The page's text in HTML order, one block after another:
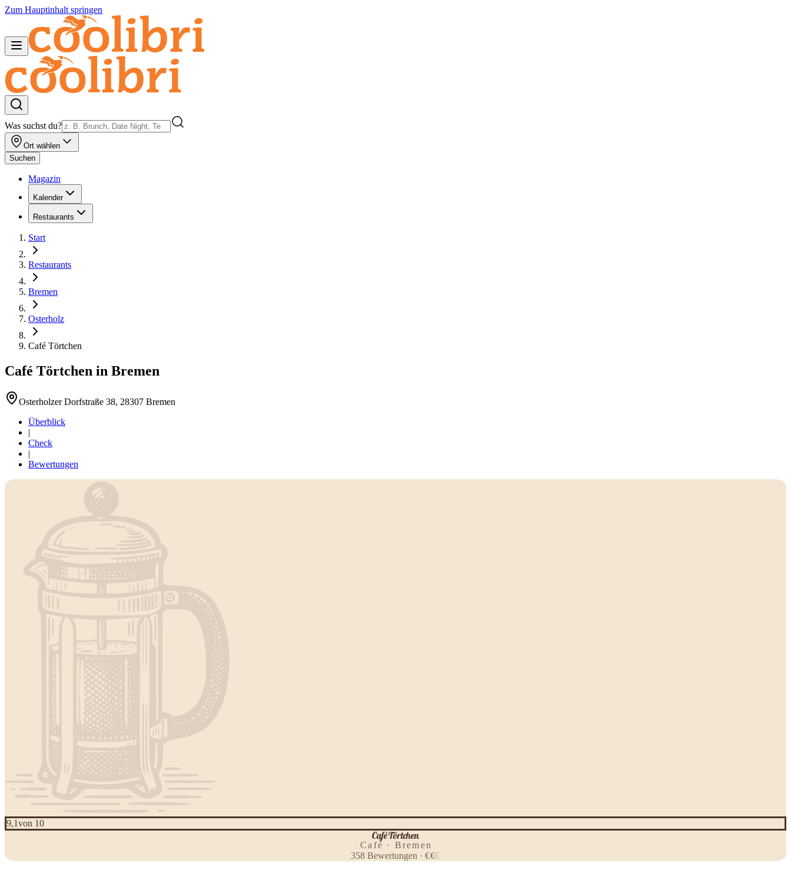
Zum Hauptinhalt springen
Was suchst du?
Ort wählen
Suchen
Magazin
Kalender
Restaurants
Start
Restaurants
Bremen
Osterholz
Café Törtchen
Café Törtchen in Bremen
Osterholzer Dorfstraße 38, 28307 Bremen
Überblick
|
Check
|
Bewertungen
9,1von 10
Café Törtchen
Café · Bremen
358 Bewertungen ·€€€